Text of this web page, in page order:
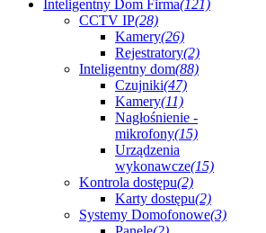
Inteligentny Dom Firma(121)
CCTV IP(28)
Kamery(26)
Rejestratory(2)
Inteligentny dom(88)
Czujniki(47)
Kamery(11)
Nagłośnienie -
mikrofony(15)
Urządzenia
wykonawcze(15)
Kontrola dostępu(2)
Karty dostępu(2)
Systemy Domofonowe(3)